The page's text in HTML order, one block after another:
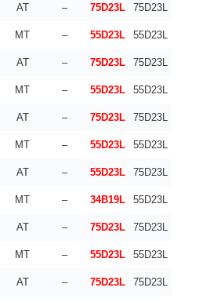
AT – 75D23L 75D23L
MT – 55D23L 55D23L
AT – 75D23L 75D23L
MT – 55D23L 55D23L
AT – 75D23L 75D23L
MT – 55D23L 55D23L
AT – 55D23L 75D23L
MT – 34B19L 55D23L
AT – 75D23L 75D23L
MT – 55D23L 55D23L
AT – 75D23L 75D23L